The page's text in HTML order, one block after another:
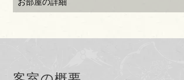
●全6室 ●定員4名 42～55m²の広々とし